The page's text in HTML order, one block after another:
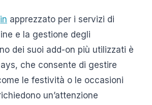
apprezzato per i servizi di
e la gestione degli
dei suoi add-on più utilizzati è
che consente di gestire
le festività o le occasioni
un’attenzione